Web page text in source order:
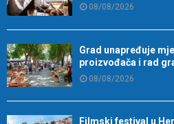
08/08/2026
Grad unapređuje
proizvođača i rad
08/08/2026
Filmski festival u